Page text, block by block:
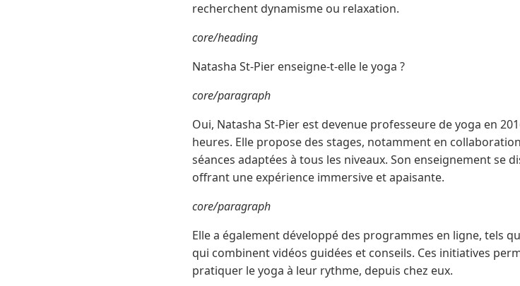
recherchent dynamisme ou relaxation.
core/heading
Natasha St-Pier enseigne-t-elle le yoga ?
core/paragraph
Oui, Natasha St-Pier est devenue professeure de yoga en
heures. Elle propose des stages, notamment en
séances adaptées à tous les niveaux. Son enseignement se
offrant une expérience immersive et apaisante.
core/paragraph
Elle a également développé des programmes en ligne, tels
qui combinent vidéos guidées et conseils. Ces initiatives
pratiquer le yoga à leur rythme, depuis chez eux.